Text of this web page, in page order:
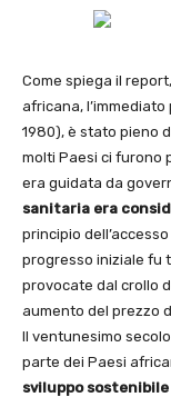
Come spiega il
africana,
1980), è stato pieno
molti Paesi ci furono
era guidata da
sanitaria era
principio
progresso iniziale fu
provocate dal crollo
aumento del prezzo
Il ventunesimo
parte dei Paesi
sviluppo sostenibile